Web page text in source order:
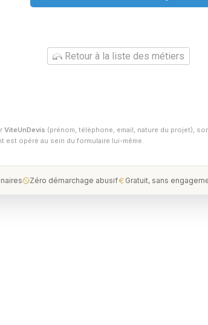
Retour à la liste des métiers
ViteUnDevis (prénom, téléphone, email, nature du projet),
opéré au sein du formulaire lui-même.
Zéro démarchage abusif Gratuit, sans